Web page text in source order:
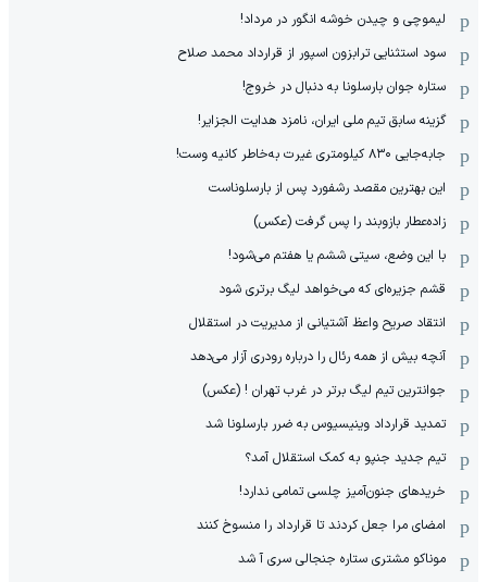
لیموچی و چیدن خوشه انگور در مرداد!
سود استثنایی ترابزون اسپور از قرارداد محمد صلاح
ستاره جوان بارسلونا به دنبال در خروج!
گزینه سابق تیم ملی ایران، نامزد هدایت الجزایر!
جابه‌جایی ۸۳۰ کیلومتری غیرت به‌خاطر کانیه وست!
این بهترین مقصد رشفورد پس از بارسلوناست
زاده‌عطار بازوبند را پس گرفت (عکس)
با این وضع، سیتی ششم یا هفتم می‌شود!
قشم جزیره‌ای که می‌خواهد لیگ برتری شود
انتقاد صریح واعظ آشتیانی از مدیریت در استقلال
آنچه بیش از همه رئال را درباره رودری آزار می‌دهد
جوانترین تیم لیگ برتر در غرب تهران ! (عکس)
تمدید قرارداد وینیسیوس به ضرر بارسلونا شد
تیم جدید جنپو به کمک استقلال آمد؟
خریدهای جنون‌آمیز چلسی تمامی ندارد!
امضای مرا جعل کردند تا قرارداد را منسوخ کنند
موناکو مشتری ستاره جنجالی سری آ شد